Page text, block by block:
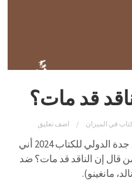
قد مات؟
في الميزان اضف تعليق
من الحسنات الكبرى لمعرض جدة الدولي للكتاب 2024 أني
قال إن الناقد قد مات؟ ضد
مانغينو).